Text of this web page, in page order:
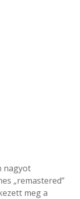
nagyot
„remastered”
meg a